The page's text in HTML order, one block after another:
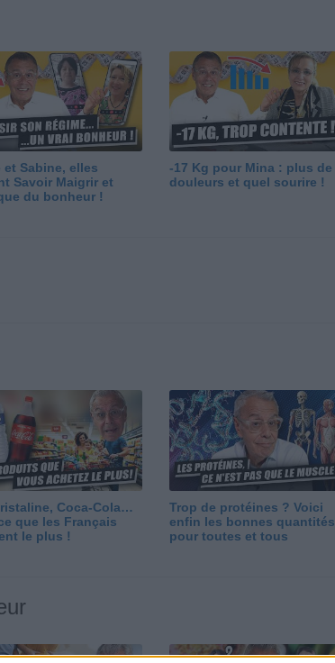
et Sabine, elles
Savoir Maigrir et
du bonheur !
-17 Kg pour Mina : plus de
douleurs et quel sourire !
Coca-Cola…
que les Français
le plus !
Trop de protéines ? Voici
enfin les bonnes quantités
pour toutes et tous